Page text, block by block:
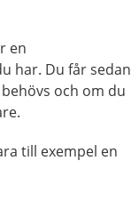
en
har. Du får sedan
och om du
till exempel en